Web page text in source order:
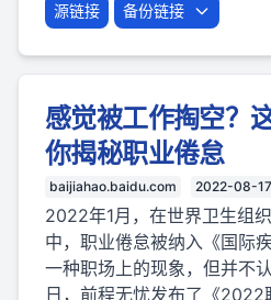
源链接 备份链接
感觉被工作掏空？
你揭秘职业倦怠
baijiahao.baidu.com 2022-08-17
2022年1月，在世界卫生组
中，职业倦怠被纳入《国际
一种职场上的现象，但并不
日，前程无忧发布了《2022